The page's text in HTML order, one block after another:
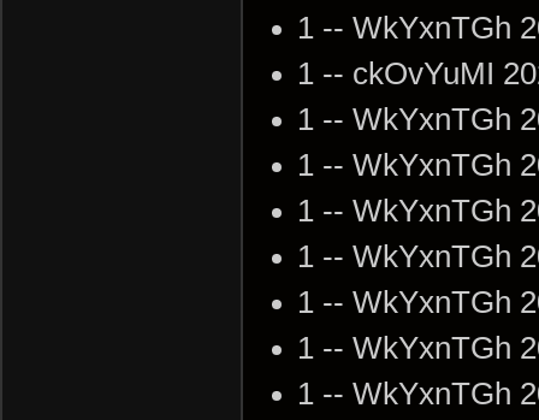
1 -- WkYxnTGh
1 -- ckOvYuMI
1 -- WkYxnTGh
1 -- WkYxnTGh
1 -- WkYxnTGh
1 -- WkYxnTGh
1 -- WkYxnTGh
1 -- WkYxnTGh
1 -- WkYxnTGh